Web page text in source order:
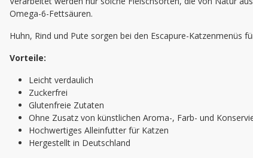
Omega-6-Fettsäuren.
Huhn, Rind und Pute sorgen bei den Escapure-Katzenmenüs
Vorteile:
Leicht verdaulich
Zuckerfrei
Glutenfreie Zutaten
Ohne Zusatz von künstlichen Aroma-, Farb- und
Hochwertiges Alleinfutter für Katzen
Hergestellt in Deutschland